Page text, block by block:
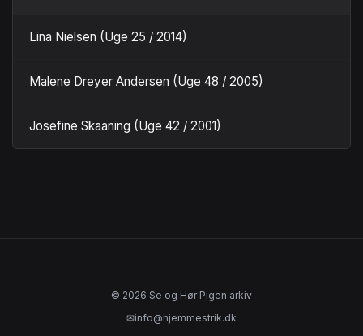
Lina Nielsen (Uge 25 / 2014)
Malene Dreyer Andersen (Uge 48 / 2005)
Josefine Skaaning (Uge 42 / 2001)
© 2026 Se og Hør Pigen arkiv
✉info@hjemmestrik.dk